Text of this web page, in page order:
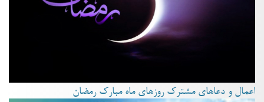
اعمال و دعاهای مشترک روزهای ماه مبارک رمضان